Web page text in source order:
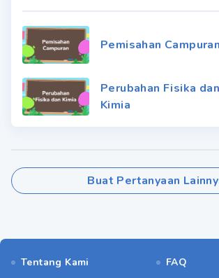
Pemisahan Campuran
Perubahan Fisika
Kimia
Buat Pertanyaan
Tentang Kami FAQ